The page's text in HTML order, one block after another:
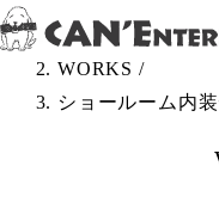
Skip to content
TOP /
WORKS /
ショールーム内